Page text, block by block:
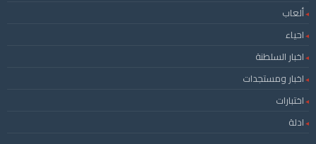
ألعاب
احياء
اخبار السلطنة
اخبار ومستجدات
اختبارات
ادلة